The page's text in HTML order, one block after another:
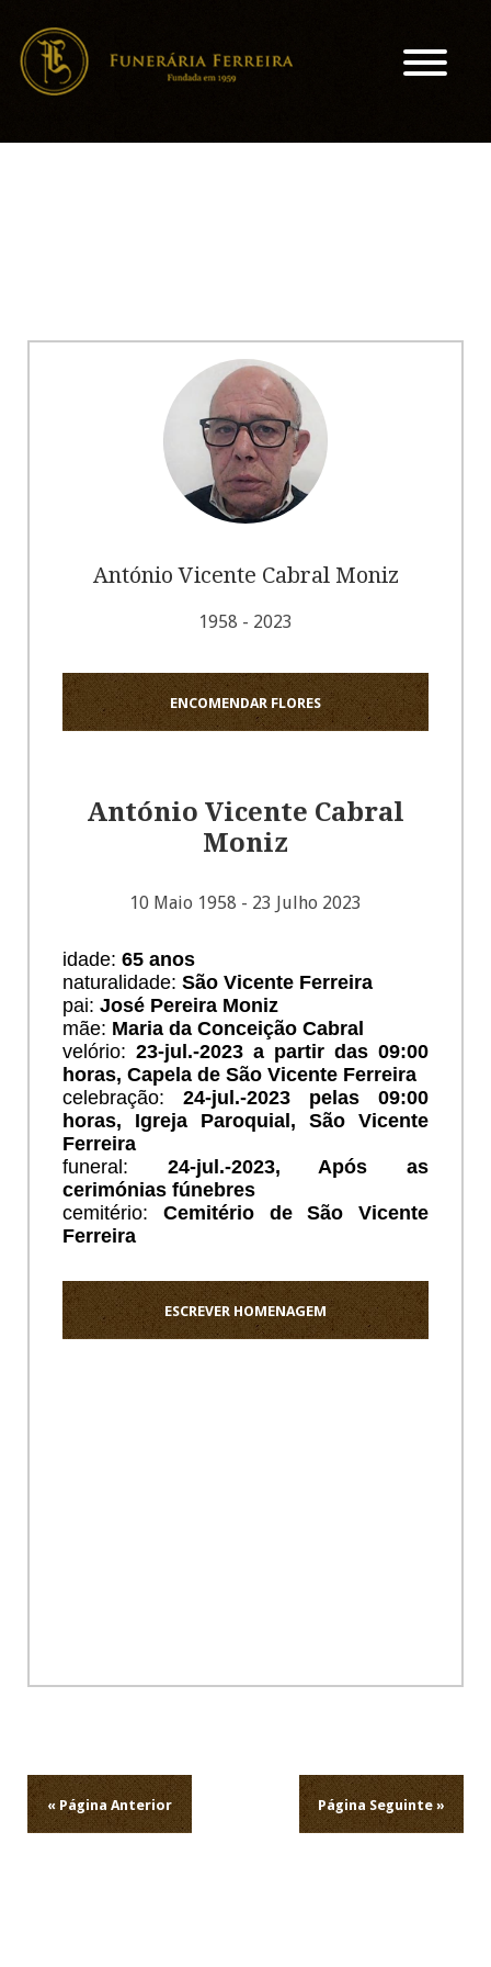
António Vicente Cabral Moniz
1958 - 2023
ENCOMENDAR FLORES
António Vicente Cabral
Moniz
10 Maio 1958 - 23 Julho 2023
idade: 65 anos
naturalidade: São Vicente Ferreira
pai: José Pereira Moniz
mãe: Maria da Conceição Cabral
velório: 23-jul.-2023 a partir das 09:00
horas, Capela de São Vicente Ferreira
celebração: 24-jul.-2023 pelas 09:00
horas, Igreja Paroquial, São Vicente
Ferreira
funeral: 24-jul.-2023, Após as
cerimónias fúnebres
cemitério: Cemitério de São Vicente
Ferreira
ESCREVER HOMENAGEM
de
artigos
Página Seguinte »
« Página Anterior